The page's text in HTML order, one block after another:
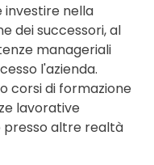
investire nella
dei successori, al
manageriali
l'azienda.
corsi di formazione
lavorative
presso altre realtà